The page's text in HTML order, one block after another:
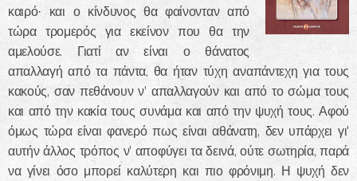
καιρό· και ο κίνδυνος θα φαίνονταν από
τώρα τρομερός για εκείνον που θα την
αμελούσε. Γιατί αν είναι ο θάνατος
απαλλαγή από τα πάντα, θα ήταν τύχη αναπάντεχη για τους
κακούς, σαν πεθάνουν ν' απαλλαγούν και από το σώμα τους
και από την κακία τους συνάμα και από την ψυχή τους. Αφού
όμως τώρα είναι φανερό πως είναι αθάνατη, δεν υπάρχει γι'
αυτήν άλλος τρόπος ν' αποφύγει τα δεινά, ούτε σωτηρία, παρά
να γίνει όσο μπορεί καλύτερη και πιο φρόνιμη. Η ψυχή δεν